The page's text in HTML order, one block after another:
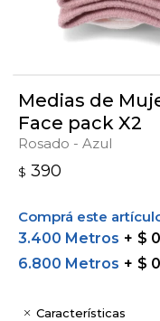
Medias de
Face pack X2
Rosado - Azul
$ 390
Comprá este
3.400 Metros
$ 0
6.800 Metros $ 0
Características